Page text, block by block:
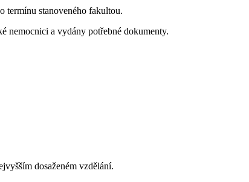
termínu stanoveného fakultou.
nemocnici a vydány potřebné dokumenty.
dosaženém vzdělání.